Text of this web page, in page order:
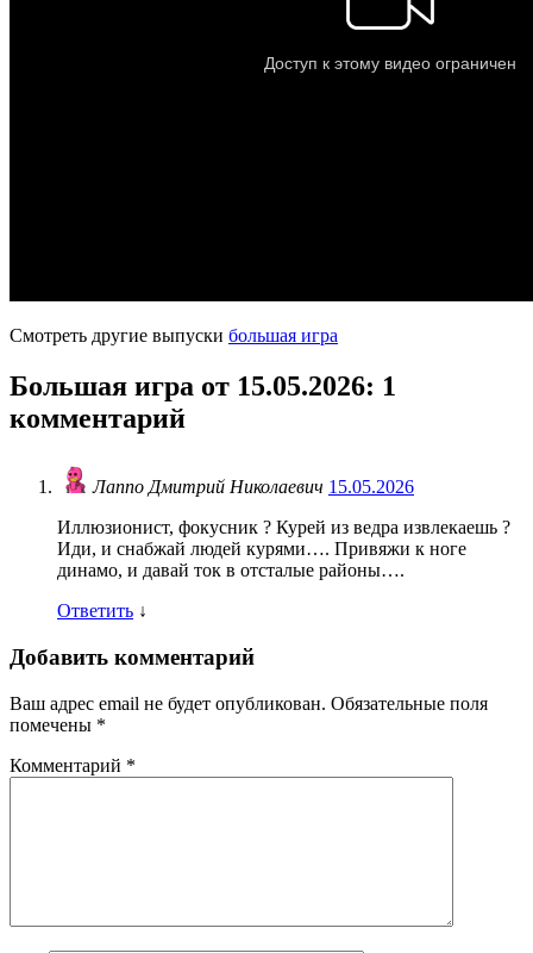
Смотреть другие выпуски большая игра
Большая игра от 15.05.2026: 1
комментарий
Лаппо Дмитрий Николаевич 15.05.2026
Иллюзионист, фокусник ? Курей из ведра извлекаешь ?
Иди, и снабжай людей курями…. Привяжи к ноге
динамо, и давай ток в отсталые районы….
Ответить ↓
Добавить комментарий
Ваш адрес email не будет опубликован. Обязательные поля
помечены *
Комментарий *